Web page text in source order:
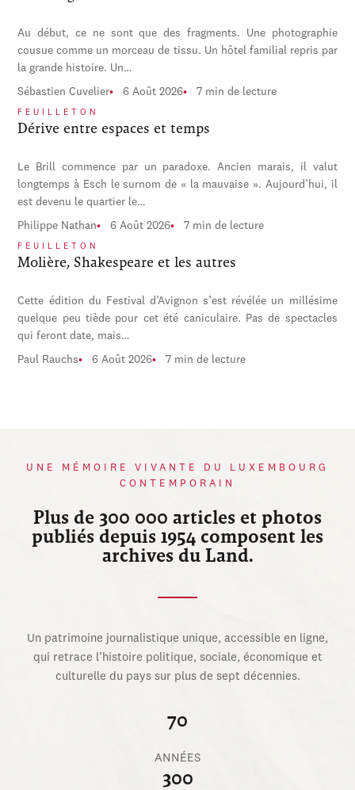
Au début, ce ne sont que des fragments. Une photographie
cousue comme un morceau de tissu. Un hôtel familial repris par
la grande histoire. Un…
Sébastien Cuvelier 6 Août 2026 7 min de lecture
FEUILLETON
Dérive entre espaces et temps
Le Brill commence par un paradoxe. Ancien marais, il valut
longtemps à Esch le surnom de « la mauvaise ». Aujourd’hui, il
est devenu le quartier le…
Philippe Nathan 6 Août 2026 7 min de lecture
FEUILLETON
Molière, Shakespeare et les autres
Cette édition du Festival d’Avignon s’est révélée un millésime
quelque peu tiède pour cet été caniculaire. Pas de spectacles
qui feront date, mais…
Paul Rauchs 6 Août 2026 7 min de lecture
UNE MÉMOIRE VIVANTE DU LUXEMBOURG
CONTEMPORAIN
Plus de 300 000 articles et photos
publiés depuis 1954 composent les
archives du Land.
Un patrimoine journalistique unique, accessible en ligne,
qui retrace l’histoire politique, sociale, économique et
culturelle du pays sur plus de sept décennies.
70
ANNÉES
300